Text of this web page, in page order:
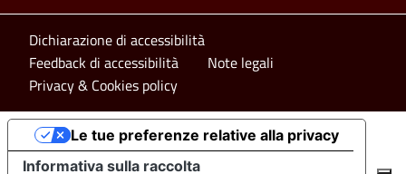
Footer bottom
Dichiarazione di accessibilità
Feedback di accessibilità
Note legali
Privacy & Cookies policy
Informativa sulla raccolta
Le tue preferenze relative alla privacy